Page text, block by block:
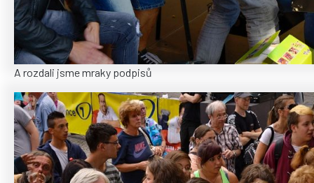
A rozdali jsme mraky podpisů